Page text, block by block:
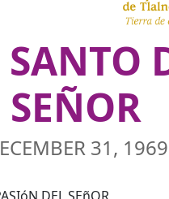
SEÑOR
31, 1969